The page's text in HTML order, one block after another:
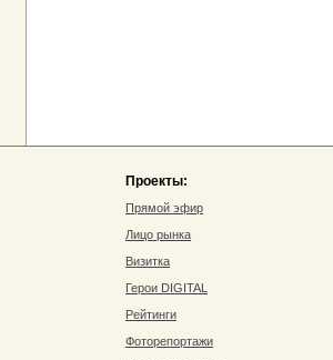
Проекты:
Прямой эфир
Лицо рынка
Визитка
Герои DIGITAL
Рейтинги
Фоторепортажи